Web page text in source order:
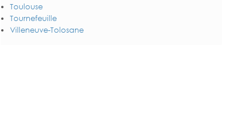
Toulouse
Tournefeuille
Villeneuve-Tolosane